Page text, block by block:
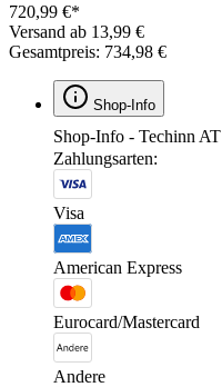
720,99 €*
Versand ab 13,99 €
Gesamtpreis: 734,98 €
Shop-Info
Shop-Info - Techinn AT
Zahlungsarten:
Visa
American Express
Eurocard/Mastercard
Andere